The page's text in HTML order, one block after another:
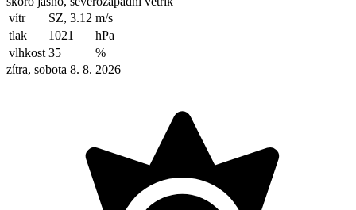
vítr
SZ, 3.12 m/s
tlak
1021
hPa
vlhkost 35
%
zítra, sobota 8. 8. 2026